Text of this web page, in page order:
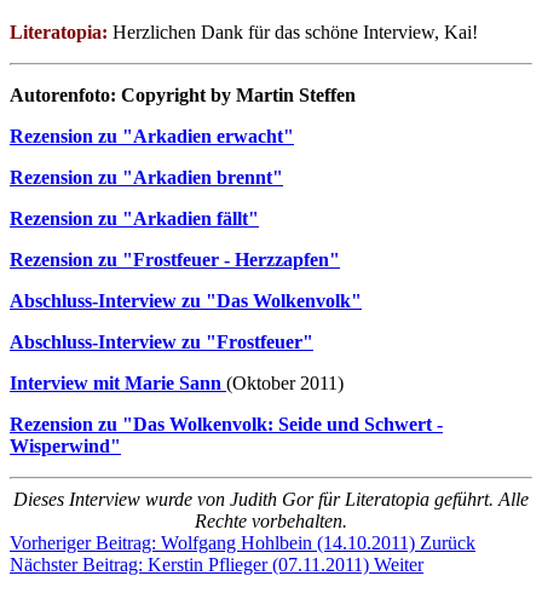
Literatopia: Herzlichen Dank für das schöne Interview, Kai!
Autorenfoto: Copyright by Martin Steffen
Rezension zu "Arkadien erwacht"
Rezension zu "Arkadien brennt"
Rezension zu "Arkadien fällt"
Rezension zu "Frostfeuer - Herzzapfen"
Abschluss-Interview zu "Das Wolkenvolk"
Abschluss-Interview zu "Frostfeuer"
Interview mit Marie Sann (Oktober 2011)
Rezension zu "Das Wolkenvolk: Seide und Schwert -
Wisperwind"
Dieses Interview wurde von Judith Gor für Literatopia geführt. Alle
Rechte vorbehalten.
Vorheriger Beitrag: Wolfgang Hohlbein (14.10.2011) Zurück
Nächster Beitrag: Kerstin Pflieger (07.11.2011) Weiter